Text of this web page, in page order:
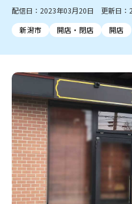
佐渡
新潟市中央区 新潟市東区
新潟市南区
新潟市江南区
村上・関川
新発田・聖籠
三条・加茂・田上
五泉・阿
長岡・見附
小千谷・十日町
柏崎・刈羽・出雲崎
上越・
新潟市・開店
新潟市・閉店
長岡市・閉店
上越市・開店
ラーメン・開店
ラーメン・閉
スイーツ
ご当地グルメ 食べ歩き
カフェ
居酒屋・バー 焼
パン・ベーカリー
タレカツ
旨辛・激辛
定食・町定食
日本酒・新潟清酒
ワイン・
ケーキ・パフェ
ビアガーデ
忘新年会・歓送迎会
スポーツ
セミナー・講演会 子ども向
住宅展示場
完成見学会
習い事・塾 アパレル・雑貨
観光スポット
温泉・入浴
リラクゼーション・整体
ス
病院・クリニック
イオンモ
ビルボードプレイスBP
新潟
リバーサイド千秋
パティオ
セツコママ ランキング
開店まとめ
閉店まとめ
ファッション
新車・中古車・カー用品
冠婚葬祭
官公庁・自治体
新潟市 チ
上越・妙高・糸魚川 チラシ
火曜セール
オープン・リニ
周年祭・感謝祭セール
年末
配信日：2023年03月20日 更新日：
新潟市
開店・閉店 開店